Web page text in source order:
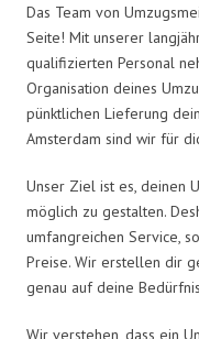
Das Team von
Seite! Mit unserer
qualifizierten Personal
Organisation deines
pünktlichen Lieferung
Amsterdam sind wir für
Unser Ziel ist es, deinen
möglich zu gestalten.
umfangreichen Service,
Preise. Wir erstellen dir
genau auf deine
Wir verstehen, dass ein